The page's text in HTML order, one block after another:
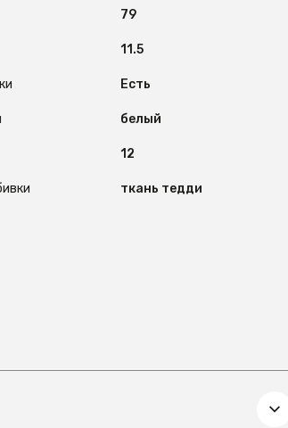
79
11.5
Есть
белый
12
ткань тедди